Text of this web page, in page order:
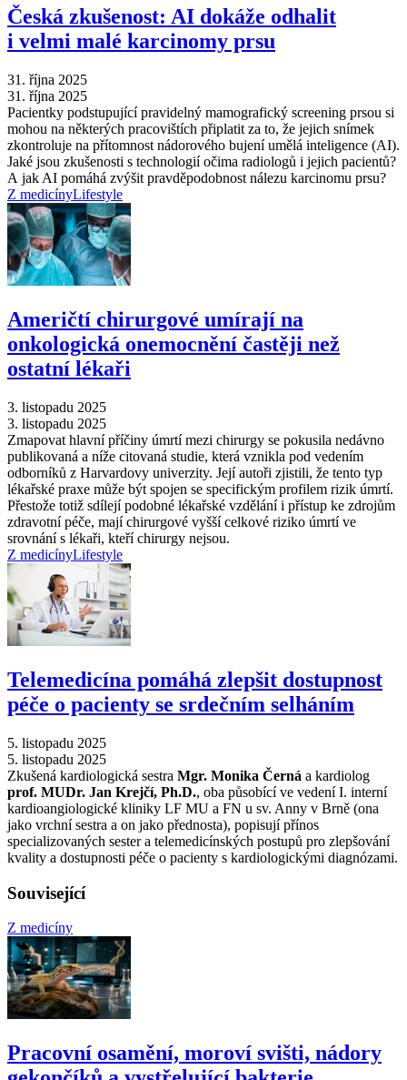
Česká zkušenost: AI dokáže odhalit
i velmi malé karcinomy prsu
31. října 2025
31. října 2025
Pacientky podstupující pravidelný mamografický screening prsou si
mohou na některých pracovištích připlatit za to, že jejich snímek
zkontroluje na přítomnost nádorového bujení umělá inteligence (AI).
Jaké jsou zkušenosti s technologií očima radiologů i jejich pacientů?
A jak AI pomáhá zvýšit pravděpodobnost nálezu karcinomu prsu?
Z medicínyLifestyle
Američtí chirurgové umírají na
onkologická onemocnění častěji než
ostatní lékaři
3. listopadu 2025
3. listopadu 2025
Zmapovat hlavní příčiny úmrtí mezi chirurgy se pokusila nedávno
publikovaná a níže citovaná studie, která vznikla pod vedením
odborníků z Harvardovy univerzity. Její autoři zjistili, že tento typ
lékařské praxe může být spojen se specifickým profilem rizik úmrtí.
Přestože totiž sdílejí podobné lékařské vzdělání i přístup ke zdrojům
zdravotní péče, mají chirurgové vyšší celkové riziko úmrtí ve
srovnání s lékaři, kteří chirurgy nejsou.
Z medicínyLifestyle
Telemedicína pomáhá zlepšit dostupnost
péče o pacienty se srdečním selháním
5. listopadu 2025
5. listopadu 2025
Zkušená kardiologická sestra Mgr. Monika Černá a kardiolog
prof. MUDr. Jan Krejčí, Ph.D., oba působící ve vedení I. interní
kardioangiologické kliniky LF MU a FN u sv. Anny v Brně (ona
jako vrchní sestra a on jako přednosta), popisují přínos
specializovaných sester a telemedicínských postupů pro zlepšování
kvality a dostupnosti péče o pacienty s kardiologickými diagnózami.
Související
Z medicíny
Pracovní osamění, moroví svišti, nádory